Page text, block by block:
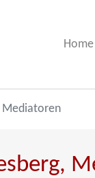
Home
Mediatoren